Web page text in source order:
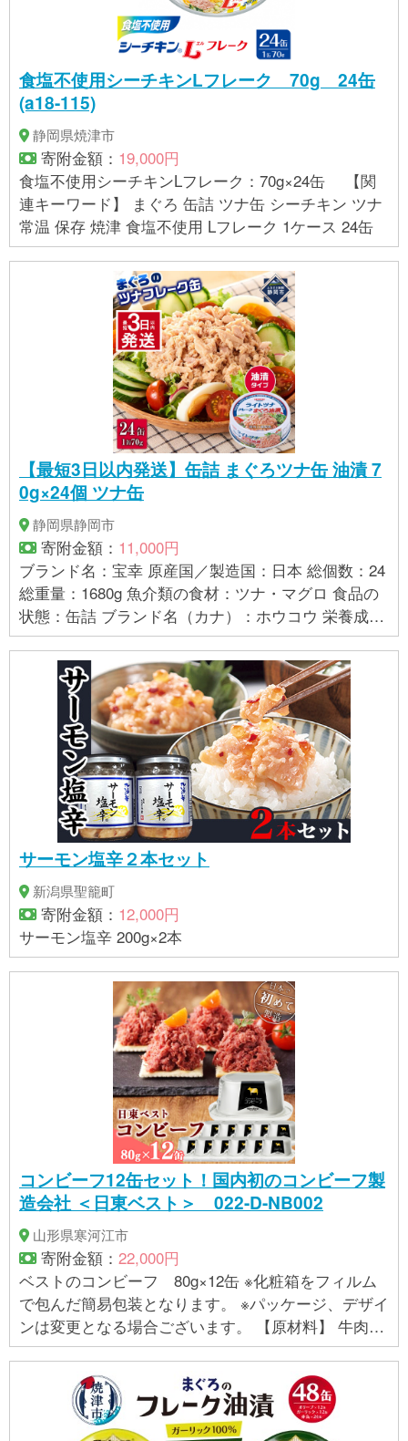
食塩不使用シーチキンLフレーク 70g 24缶
(a18-115)
静岡県焼津市
寄附金額： 19,000円
食塩不使用シーチキンLフレーク：70g×24缶 【関
連キーワード】 まぐろ 缶詰 ツナ缶 シーチキン ツナ
常温 保存 焼津 食塩不使用 Lフレーク 1ケース 24缶
【最短3日以内発送】缶詰 まぐろツナ缶 油漬 7
0g×24個 ツナ缶
静岡県静岡市
寄附金額： 11,000円
ブランド名：宝幸 原産国／製造国：日本 総個数：24
総重量：1680g 魚介類の食材：ツナ・マグロ 食品の
状態：缶詰 ブランド名（カナ）：ホウコウ 栄養成分
表示：1缶(70g)当たり 熱量213kcal たんぱく質10.
4g 脂質18.9g 炭水化物0.3g 食塩相当量0.5g (サ
ンプル品分析による推定値) 原材料：まぐろ(輸入又
は国産(5%未満))、大豆油、野菜エキス、食塩/調味料
(アミノ酸等)、(一部に大豆を含む) ※まぐろの原産地
順・割合は、製造年の前年の使用実績 製造者：伊藤
食品株式会社 清水工場 単品重量：70g 保存方法：
常温保存 名称：まぐろ油漬(フレーク) 【発送につい
て】 最短3～10営業日前後で発送 ※入金確認後、最短
3日～10日前後で発送 ※土日祝日、お盆年末年始等長
期休暇を除く ※注文が集中した場合、更にお時間をい
ただく場合があります。 【賞味期限】 出荷日から1
年以上 【アレルギー】 大豆 ※ 表示内容に関しては各
事業者の指定に基づき掲載しており、一切の内容を
保証するものではございません。 ※ご不明の点がござ
いましたら事業者まで直接お問い合わせ下さい。
サーモン塩辛２本セット
新潟県聖籠町
寄附金額： 12,000円
サーモン塩辛 200g×2本
コンビーフ12缶セット！国内初のコンビーフ製
造会社 ＜日東ベスト＞ 022-D-NB002
山形県寒河江市
寄附金額： 22,000円
ベストのコンビーフ 80g×12缶 ※化粧箱をフィルム
で包んだ簡易包装となります。 ※パッケージ、デザイ
ンは変更となる場合ございます。 【原材料】 牛肉
（オーストラリア）、牛脂、食塩、植物油（大豆を
含む）、ゼラチン、寒天、砂糖／調味料（アミノ酸
等）、カゼインＮａ（乳由来）、酸化防止剤（ビタ
ミンＣ）、発色剤（亜硝酸Ｎａ） アレルギー：乳、